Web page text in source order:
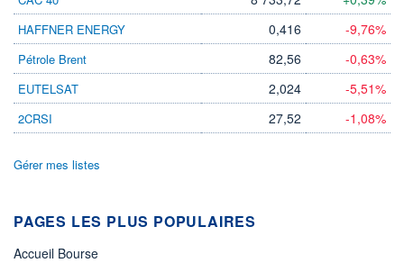
22.06.26 / 19:59:52
ÉLIGIBILITÉ
Non éligible
Boursobank
HAFFNER ENERGY 0,416 -9,76%
Pétrole Brent 82,56 -0,63%
EUTELSAT 2,024 -5,51%
2CRSI 27,52 -1,08%
Gérer mes listes
PAGES LES PLUS POPULAIRES
Accueil Bourse